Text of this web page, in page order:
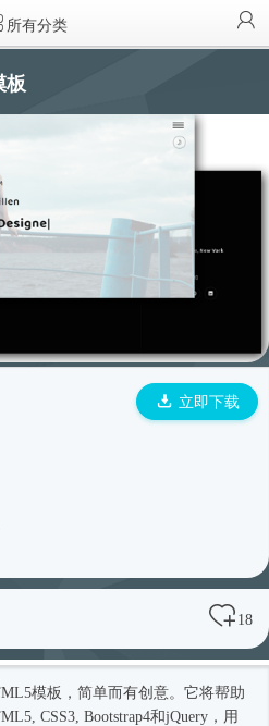
所有分类
板
立即下载
18
模板 ，简单而有创意。它将帮助
CSS3, Bootstrap4和jQuery，用